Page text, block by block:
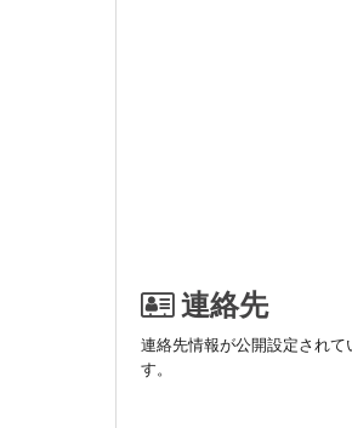
連絡先
連絡先情報が公開設定され
す。